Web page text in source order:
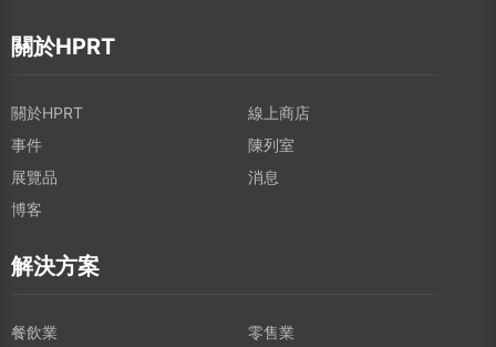
關於HPRT
關於HPRT
線上商店
事件
陳列室
展覽品
消息
博客
解決方案
餐飲業
零售業